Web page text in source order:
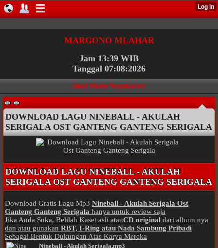
MARGONO MLAHAR
Jam 13:39 WIB
Tanggal 07:08:2026
Buat Menu Wapmaster
DOWNLOAD LAGU NINEBALL - AKULAH
SERIGALA OST GANTENG GANTENG SERIGALA
DOWNLOAD LAGU NINEBALL - AKULAH
SERIGALA OST GANTENG GANTENG SERIGALA
Download Gratis Lagu Mp3 Nineball - Akulah Serigala Ost
Ganteng Ganteng Serigala hanya untuk review saja
Jika Anda Suka, Belilah Kaset asli atauCD original dari album nya
dan atau gunakan RBT, I-Ring atau Nada Sambung Pribadi
Sebagai Bentuk Dukungan Atas Karya Mereka
Nineball - Akulah Serigala.mp3